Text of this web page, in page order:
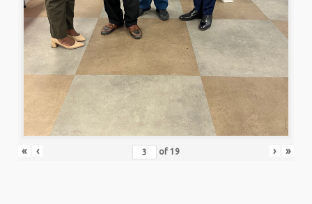
« ‹ of 19 › »